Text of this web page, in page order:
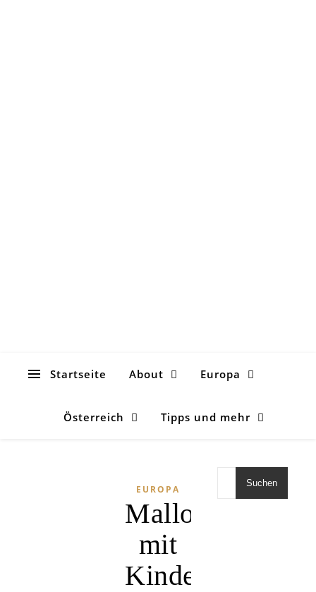
Startseite About Europa
Österreich Tipps und mehr
EUROPA
Mallorca
mit
Kindern
Suchen